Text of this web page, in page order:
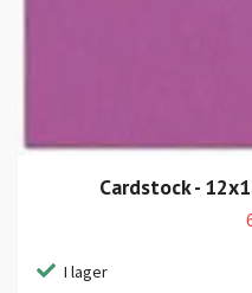
Cardstock -
I lager